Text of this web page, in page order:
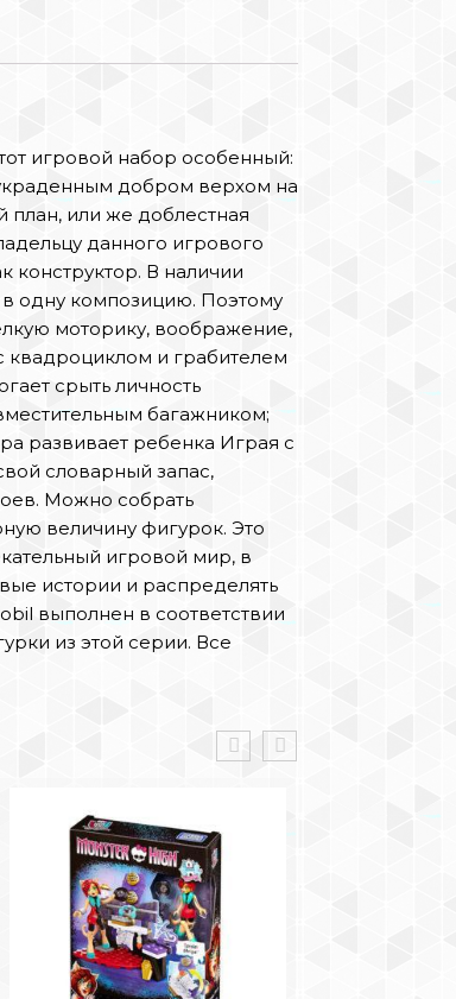
игровой набор особенный:
добром верхом на
план, или же доблестная
данного игрового
В наличии
одну композицию. Поэтому
моторику, воображение,
и грабителем
срыть личность
багажником;
развивает ребенка Играя с
словарный запас,
Можно собрать
величину фигурок. Это
игровой мир, в
истории и распределять
выполнен в соответствии
из этой серии. Все